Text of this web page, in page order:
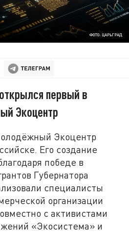
ФОТО: ЦАРЬГРАД
первый в
Экоцентр
Экоцентр
Его создание
победе в
Губернатора
специалисты
организации
с активистами
«Экосистема» и